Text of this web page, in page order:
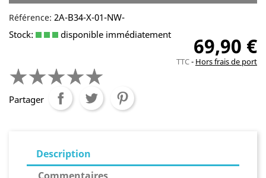
Référence: 2A-B34-X-01-NW-
Stock:
disponible immédiatement 69,90 €
TTC Hors frais de port
Partager
Description